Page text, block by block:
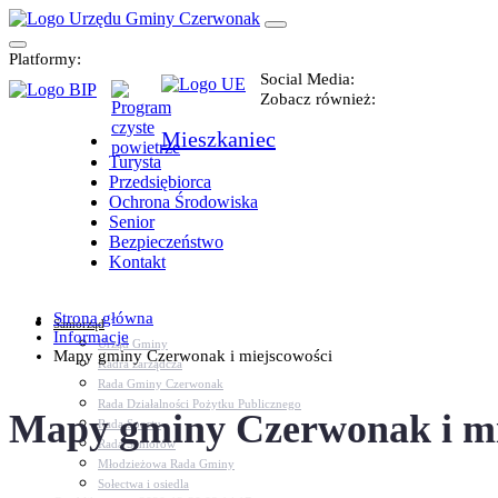
Platformy:
Social Media:
Zobacz również:
Mieszkaniec
Turysta
Przedsiębiorca
Ochrona Środowiska
Senior
Bezpieczeństwo
Kontakt
Samorząd
Urząd Gminy
Kadra zarządcza
Rada Gminy Czerwonak
Rada Działalności Pożytku Publicznego
Rada Sportu
Rada Seniorów
Młodzieżowa Rada Gminy
Sołectwa i osiedla
Strona główna
Informacje
Mapy gminy Czerwonak i miejscowości
Mapy gminy Czerwonak i